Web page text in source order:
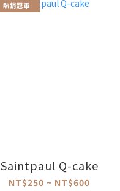
熱銷冠軍
Saintpaul Q-cake
NT$250 ~ NT$600